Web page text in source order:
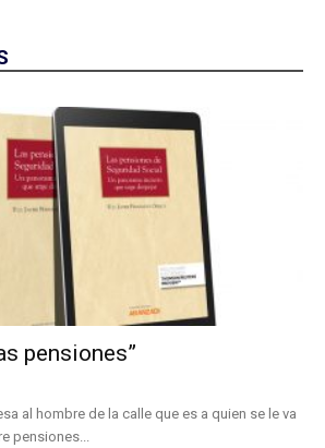
pensiones”
al hombre de la calle que es a quien se le va
pensiones...